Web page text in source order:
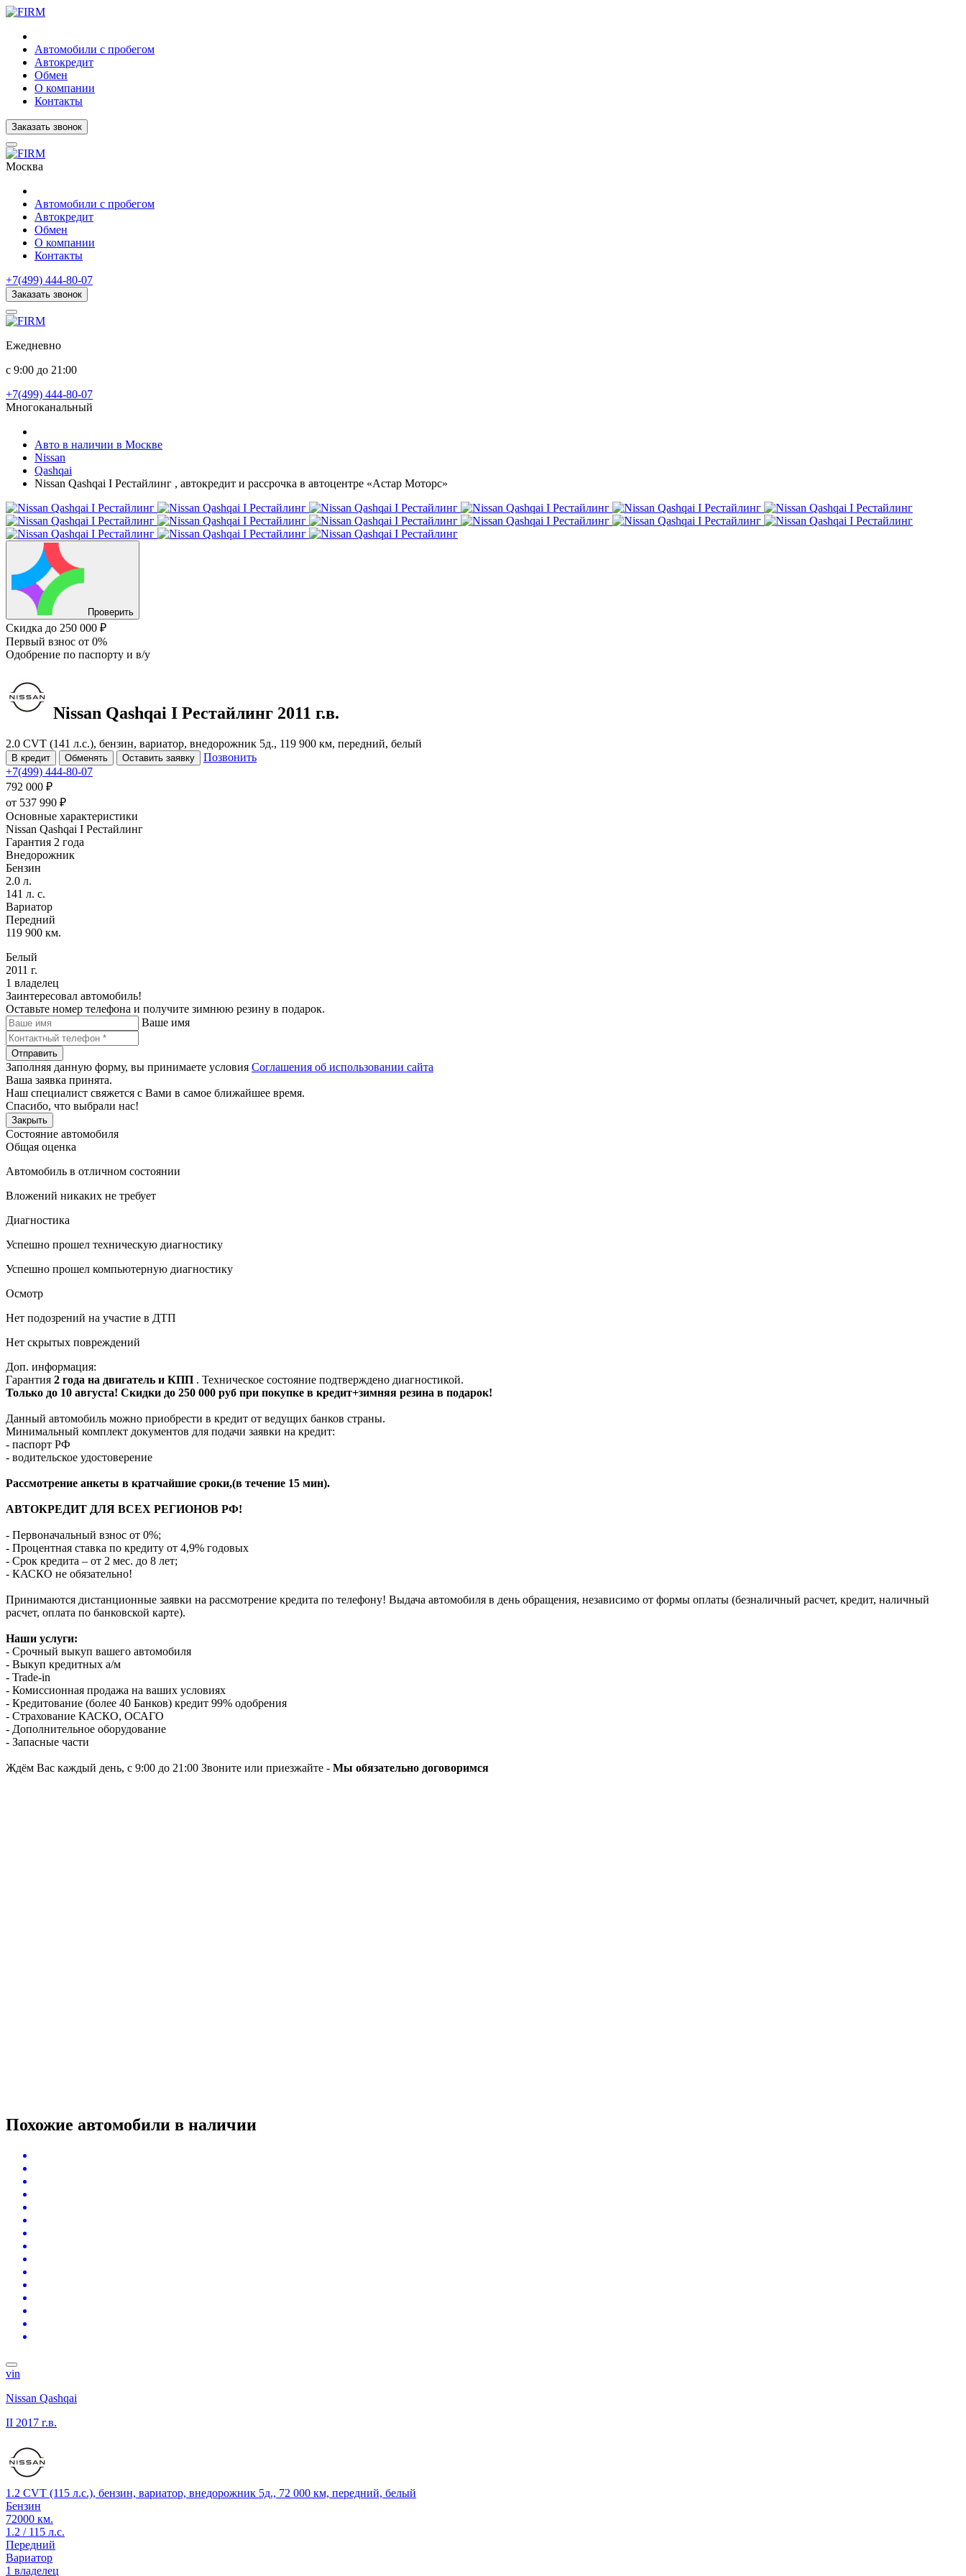
Автомобили с пробегом
Автокредит
Обмен
О компании
Контакты
Заказать звонок
Москва
Автомобили с пробегом
Автокредит
Обмен
О компании
Контакты
+7(499) 444-80-07
Заказать звонок
Ежедневно
с 9:00 до 21:00
+7(499) 444-80-07
Многоканальный
Авто в наличии в Москве
Nissan
Qashqai
Nissan Qashqai I Рестайлинг , автокредит и рассрочка в автоцентре «Астар Моторс»
Проверить
Скидка до 250 000 ₽
Первый взнос от 0%
Одобрение по паспорту и в/у
Nissan Qashqai I Рестайлинг 2011 г.в.
2.0 CVT (141 л.с.), бензин, вариатор, внедорожник 5д., 119 900 км, передний, белый
В кредит Обменять Оставить заявку
Позвонить
+7(499) 444-80-07
792 000 ₽
от 537 990 ₽
Основные характеристики
Nissan Qashqai I Рестайлинг
Гарантия 2 года
Внедорожник
Бензин
2.0 л.
141 л. с.
Вариатор
Передний
119 900 км.
Белый
2011 г.
1 владелец
Заинтересовал автомобиль!
Оставьте номер телефона и получите зимнюю резину в подарок.
Ваше имя
Отправить
Заполняя данную форму, вы принимаете условия Соглашения об использовании сайта
Ваша заявка принята.
Наш специалист свяжется с Вами в самое ближайшее время.
Спасибо, что выбрали нас!
Закрыть
Состояние автомобиля
Общая оценка
Автомобиль в отличном состоянии
Вложений никаких не требует
Диагностика
Успешно прошел техническую диагностику
Успешно прошел компьютерную диагностику
Осмотр
Нет подозрений на участие в ДТП
Нет скрытых повреждений
Доп. информация:
Гарантия 2 года на двигатель и КПП . Техническое состояние подтверждено диагностикой.
Только до 10 августа! Скидки до 250 000 руб при покупке в кредит+зимняя резина в подарок!
Данный автомобиль можно приобрести в кредит от ведущих банков страны.
Минимальный комплект документов для подачи заявки на кредит:
- паспорт РФ
- водительское удостоверение
Рассмотрение анкеты в кратчайшие сроки,(в течение 15 мин).
АВТОКРЕДИТ ДЛЯ ВСЕХ РЕГИОНОВ РФ!
- Первоначальный взнос от 0%;
- Процентная ставка по кредиту от 4,9% годовых
- Срок кредита – от 2 мес. до 8 лет;
- КАСКО не обязательно!
Принимаются дистанционные заявки на рассмотрение кредита по телефону! Выдача автомобиля в день обращения, независимо от формы оплаты (безналичный расчет, кредит, наличный
расчет, оплата по банковской карте).
Наши услуги:
- Срочный выкуп вашего автомобиля
- Выкуп кредитных а/м
- Trade-in
- Комиссионная продажа на ваших условиях
- Кредитование (более 40 Банков) кредит 99% одобрения
- Страхование КАСКО, ОСАГО
- Дополнительное оборудование
- Запасные части
Ждём Вас каждый день, с 9:00 до 21:00 Звоните или приезжайте - Мы обязательно договоримся
Похожие автомобили в наличии
vin
Nissan Qashqai
II 2017 г.в.
1.2 CVT (115 л.с.), бензин, вариатор, внедорожник 5д., 72 000 км, передний, белый
Бензин
72000 км.
1.2 / 115 л.с.
Передний
Вариатор
1 владелец